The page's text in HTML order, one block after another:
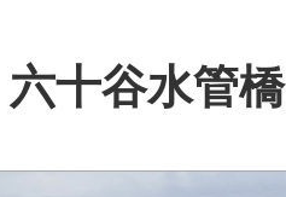
六十谷水管